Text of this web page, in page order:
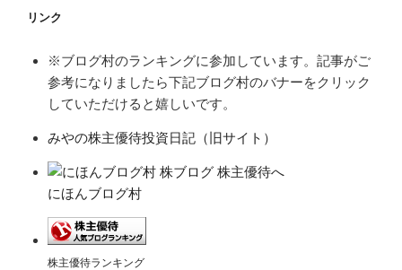
リンク
※ブログ村のランキングに参加しています。記事がご
参考になりましたら下記ブログ村のバナーをクリック
していただけると嬉しいです。
みやの株主優待投資日記（旧サイト）
にほんブログ村
株主優待ランキング